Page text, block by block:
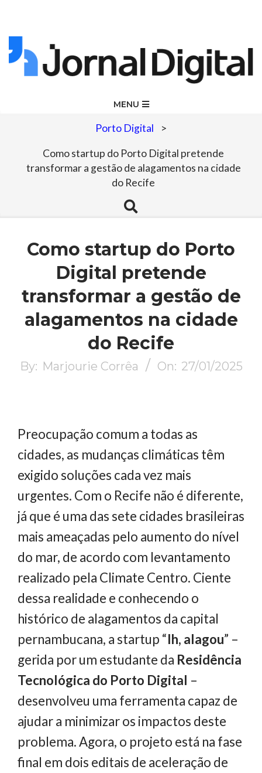
Skip
to
Jornal
Digital
MENU
Porto Digital >
Como startup do Porto Digital pretende
transformar a gestão de alagamentos na cidade
do Recife
Search
Como startup do Porto
Digital pretende
transformar a gestão de
alagamentos na cidade
do Recife
By: Marjourie Corrêa On: 27/01/2025
Preocupação comum a todas as
cidades, as mudanças climáticas têm
exigido soluções cada vez mais
urgentes. Com o Recife não é diferente,
já que é uma das sete cidades brasileiras
mais ameaçadas pelo aumento do nível
do mar, de acordo com levantamento
realizado pela Climate Centro. Ciente
dessa realidade e conhecendo o
histórico de alagamentos da capital
pernambucana, a startup “Ih, alagou” –
gerida por um estudante da Residência
Tecnológica do Porto Digital –
desenvolveu uma ferramenta capaz de
ajudar a minimizar os impactos deste
problema. Agora, o projeto está na fase
final em dois editais de aceleração de